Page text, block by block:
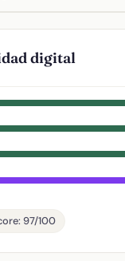
digital
97/100